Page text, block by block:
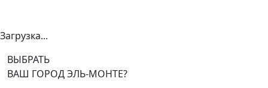
Загрузка...
ВЫБРАТЬ
ВАШ ГОРОД ЭЛЬ-МОНТЕ?